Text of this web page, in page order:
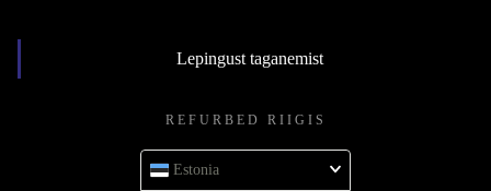
Lepingust taganemist
REFURBED RIIGIS
Estonia